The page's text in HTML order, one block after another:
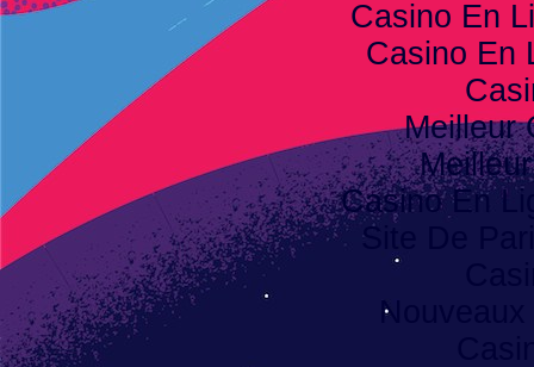
Casino En
Casino En
Meilleur
Casino En
Site De